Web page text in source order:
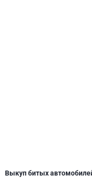
Выкуп битых